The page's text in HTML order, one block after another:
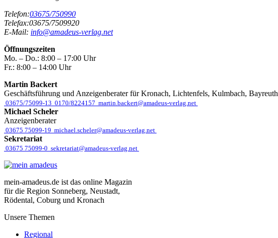
Telefon:03675/750990
Telefax:03675/7509920
E-Mail: info@amadeus-verlag.net
Öffnungszeiten
Mo. – Do.: 8:00 – 17:00 Uhr
Fr.: 8:00 – 14:00 Uhr
Martin Backert
Geschäftsführung und Anzeigenberater für Kronach, Lichtenfels, Kulmbach, Bayreuth
03675/75099-13 0170/8224157 martin.backert@amadeus-verlag.net
Michael Scheler
Anzeigenberater
03675 75099-19 michael.scheler@amadeus-verlag.net
Sekretariat
03675 75099-0 sekretariat@amadeus-verlag.net
mein-amadeus.de ist das online Magazin
für die Region Sonneberg, Neustadt,
Rödental, Coburg und Kronach
Unsere Themen
Regional